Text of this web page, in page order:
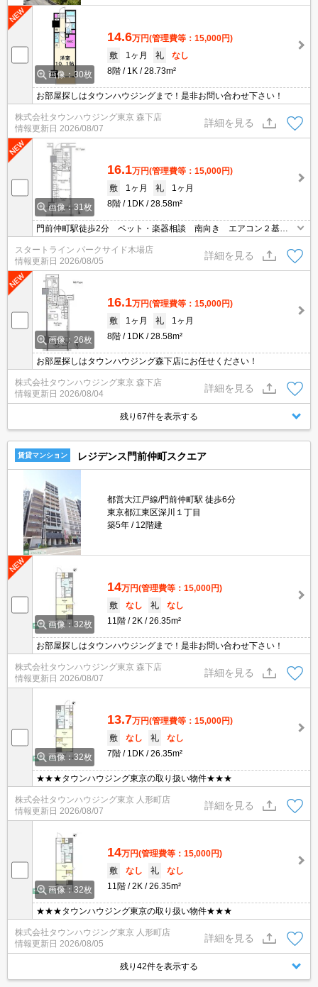
画像：30枚
14.6万円(管理費等：15,000円)
敷
1ヶ月 礼
なし
8階
1K 28.73m²
お部屋探しはタウンハウジングまで！是非お問い合わせ下さい！
株式会社タウンハウジング東京 森下店
情報更新日 2026/08/07
詳細を見る
画像：31枚
16.1万円(管理費等：15,000円)
敷
1ヶ月 礼
1ヶ月
8階
1DK 28.58m²
門前仲町駅徒歩2分 ペット・楽器相談 南向き エアコン２基
防犯カメラ 宅配ボックス オートロック
スタートライン パークサイド木場店
情報更新日 2026/08/05
詳細を見る
画像：26枚
16.1万円(管理費等：15,000円)
敷
1ヶ月 礼
1ヶ月
8階
1DK 28.58m²
お部屋探しはタウンハウジング森下店にお任せください！
株式会社タウンハウジング東京 森下店
情報更新日 2026/08/04
詳細を見る
残り67件を表示する
賃貸マンション レジデンス門前仲町スクエア
都営大江戸線/門前仲町駅 徒歩6分
東京都江東区深川１丁目
築5年
12階建
画像：32枚
14万円(管理費等：15,000円)
敷
なし 礼
なし
11階
2K 26.35m²
お部屋探しはタウンハウジングまで！是非お問い合わせ下さい！
株式会社タウンハウジング東京 森下店
情報更新日 2026/08/07
詳細を見る
画像：32枚
13.7万円(管理費等：15,000円)
敷
なし 礼
なし
7階
1DK 26.35m²
★★★タウンハウジング東京の取り扱い物件★★★
株式会社タウンハウジング東京 人形町店
情報更新日 2026/08/07
詳細を見る
画像：32枚
14万円(管理費等：15,000円)
敷
なし 礼
なし
11階
2K 26.35m²
★★★タウンハウジング東京の取り扱い物件★★★
株式会社タウンハウジング東京 人形町店
情報更新日 2026/08/05
詳細を見る
残り42件を表示する